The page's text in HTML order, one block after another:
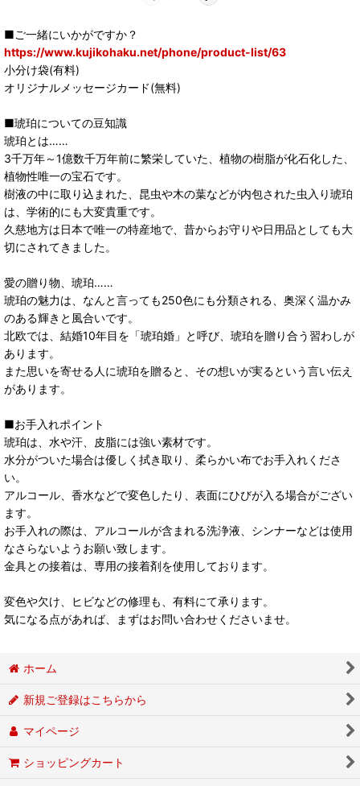
■ご一緒にいかがですか？
https://www.kujikohaku.net/phone/product-list/63
小分け袋(有料)
オリジナルメッセージカード(無料)
■琥珀についての豆知識
琥珀とは……
3千万年～1億数千万年前に繁栄していた、植物の樹脂が化石化した、
植物性唯一の宝石です。
樹液の中に取り込まれた、昆虫や木の葉などが内包された虫入り琥珀
は、学術的にも大変貴重です。
久慈地方は日本で唯一の特産地で、昔からお守りや日用品としても大
切にされてきました。
愛の贈り物、琥珀……
琥珀の魅力は、なんと言っても250色にも分類される、奥深く温かみ
のある輝きと風合いです。
北欧では、結婚10年目を「琥珀婚」と呼び、琥珀を贈り合う習わしが
あります。
また思いを寄せる人に琥珀を贈ると、その想いが実るという言い伝え
があります。
■お手入れポイント
琥珀は、水や汗、皮脂には強い素材です。
水分がついた場合は優しく拭き取り、柔らかい布でお手入れくださ
い。
アルコール、香水などで変色したり、表面にひびが入る場合がござい
ます。
お手入れの際は、アルコールが含まれる洗浄液、シンナーなどは使用
なさらないようお願い致します。
金具との接着は、専用の接着剤を使用しております。
変色や欠け、ヒビなどの修理も、有料にて承ります。
気になる点があれば、まずはお問い合わせくださいませ。
ホーム
新規ご登録はこちらから
マイページ
ショッピングカート